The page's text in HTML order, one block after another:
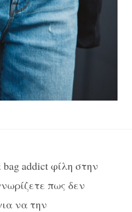
addict φίλη στην
πως δεν
να την